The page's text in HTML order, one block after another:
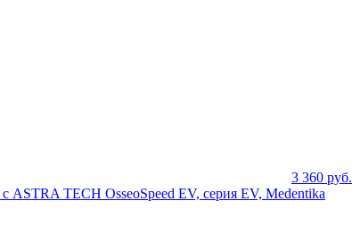
3 360 руб.
ASTRA TECH OsseoSpeed EV, серия EV, Medentika